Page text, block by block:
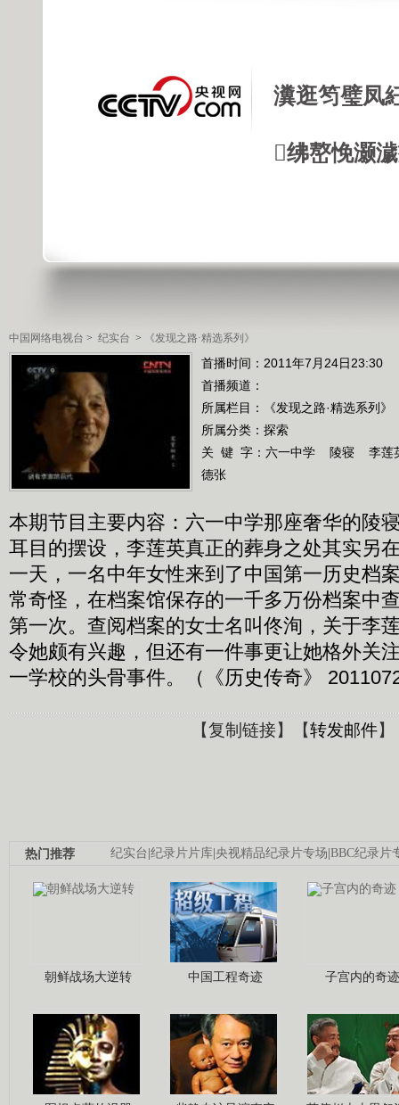
瀵逛笉璧凤
绋嶅悗灏
中国网络电视台 > 纪实台 > 《发现之路·精选系列》
首播时间：2011年7月24日23:30
首播频道：
所属栏目：
《发现之路·精选系列》
所属分类：探索
关 键 字： 六一中学 陵寝
李莲
德张
本期节目主要内容：六一中学那座奢华的陵
耳目的摆设，李莲英真正的葬身之处其实另
一天，一名中年女性来到了中国第一历史档
常奇怪，在档案馆保存的一千多万份档案中
第一次。查阅档案的女士名叫佟洵，关于李
令她颇有兴趣，但还有一件事更让她格外关
一学校的头骨事件。（《历史传奇》
【复制链接】【转发邮件】
纪实台 纪录片片库 央视精品纪录片专场 BBC纪录片
热门推荐
朝鲜战场大逆转 中国工程奇迹 子宫内的奇迹